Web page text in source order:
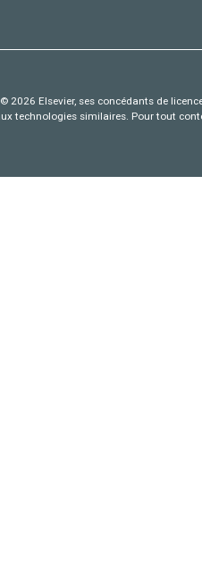
2026 Elsevier, ses concédants de
technologies similaires. Pour tout